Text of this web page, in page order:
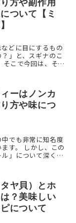
方や副作用
ついて【ミ
どに目にするもの
」と、スギナのこ
そこで今回は、そも
ーはノンカ
方や味につ
でも非常に知名度
す。 しかし、この
」について深く知
ヤ貝）とホ
？美味しい
について